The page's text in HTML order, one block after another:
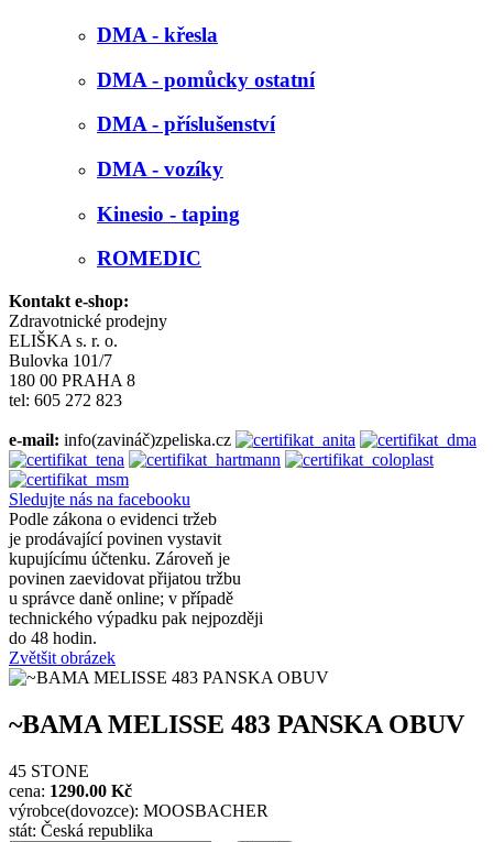
DMA - křesla
DMA - pomůcky ostatní
DMA - příslušenství
DMA - vozíky
Kinesio - taping
ROMEDIC
Kontakt e-shop:
Zdravotnické prodejny
ELIŠKA s. r. o.
Bulovka 101/7
180 00 PRAHA 8
tel: 605 272 823
e-mail: info(zavináč)zpeliska.cz
Sledujte nás na facebooku
Podle zákona o evidenci tržeb
je prodávající povinen vystavit
kupujícímu účtenku. Zároveň je
povinen zaevidovat přijatou tržbu
u správce daně online; v případě
technického výpadku pak nejpozději
do 48 hodin.
Zvětšit obrázek
~BAMA MELISSE 483 PANSKA OBUV
45 STONE
cena: 1290.00 Kč
výrobce(dovozce): MOOSBACHER
stát: Česká republika